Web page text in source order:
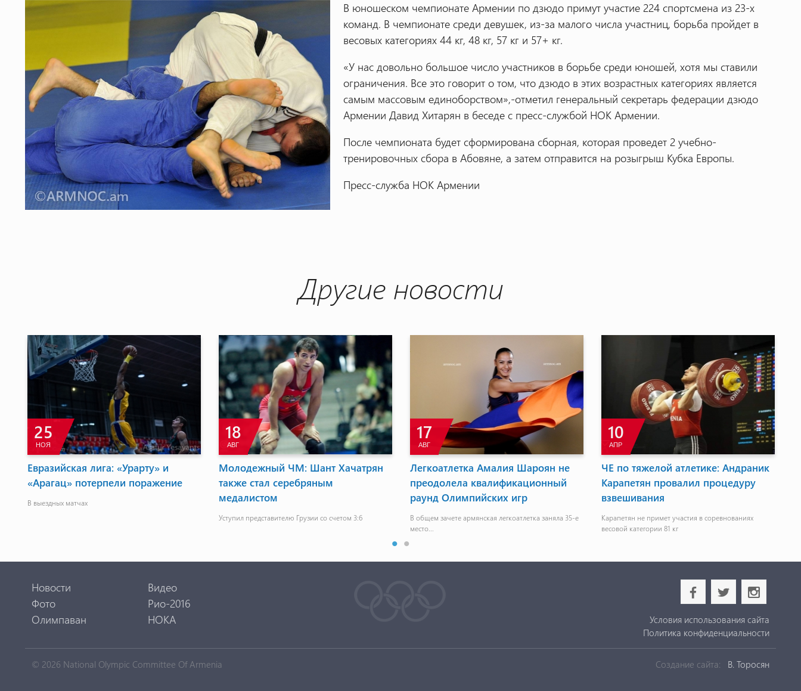
В юношеском чемпионате Армении по дзюдо примут участие 224 спортсмена из 23-х
команд. В чемпионате среди девушек, из-за малого числа участниц, борьба пройдет в
весовых категориях 44 кг, 48 кг, 57 кг и 57+ кг.
«У нас довольно большое число участников в борьбе среди юношей, хотя мы ставили
ограничения. Все это говорит о том, что дзюдо в этих возрастных категориях является
самым массовым единоборством»,-отметил генеральный секретарь федерации дзюдо
Армении Давид Хитарян в беседе с пресс-службой НОК Армении.
После чемпионата будет сформирована сборная, которая проведет 2 учебно-
тренировочных сбора в Абовяне, а затем отправится на розыгрыш Кубка Европы.
Пресс-служба НОК Армении
Другие новости
25
НОЯ
Евразийская лига: «Урарту» и
«Арагац» потерпели поражение
В выездных матчах
18
АВГ
Молодежный ЧМ: Шант Хачатрян
также стал серебряным
медалистом
Уступил представителю Грузии со счетом 3:6
17
АВГ
Легкоатлетка Амалия Шароян не
преодолела квалификационный
раунд Олимпийских игр
В общем зачете армянская легкоатлетка заняла 35-е
место...
10
АПР
ЧЕ по тяжелой атлетике: Андраник
Карапетян провалил процедуру
взвешивания
Карапетян не примет участия в соревнованиях
весовой категории 81 кг
Новости
Видео
Фото
Рио-2016
Олимпаван
НОКА
b a x
Условия использования сайта
Политика конфиденциальности
© 2026 National Olympic Committee Of Armenia Создание сайта: В. Торосян